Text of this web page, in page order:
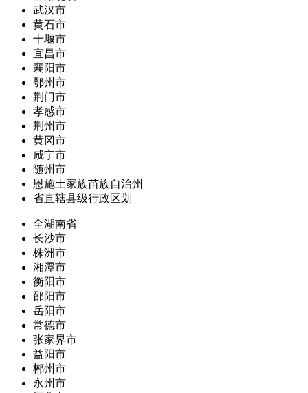
武汉市
黄石市
十堰市
宜昌市
襄阳市
鄂州市
荆门市
孝感市
荆州市
黄冈市
咸宁市
随州市
恩施土家族苗族自治州
省直辖县级行政区划
全湖南省
长沙市
株洲市
湘潭市
衡阳市
邵阳市
岳阳市
常德市
张家界市
益阳市
郴州市
永州市